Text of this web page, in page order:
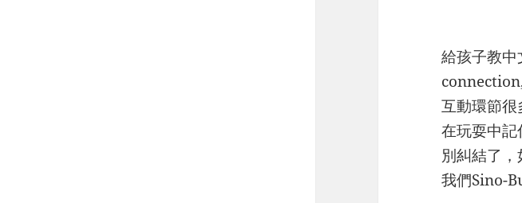
給孩子教
互動環節
在玩耍中記
別糾結了
我們Sino-